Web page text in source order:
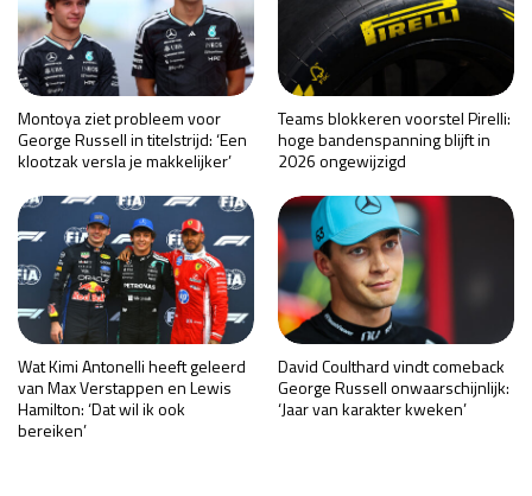
Montoya ziet probleem voor
George Russell in titelstrijd: ‘Een
klootzak versla je makkelijker’
Teams blokkeren voorstel Pirelli:
hoge bandenspanning blijft in
2026 ongewijzigd
Wat Kimi Antonelli heeft geleerd
van Max Verstappen en Lewis
Hamilton: ‘Dat wil ik ook
bereiken’
David Coulthard vindt comeback
George Russell onwaarschijnlijk:
‘Jaar van karakter kweken’